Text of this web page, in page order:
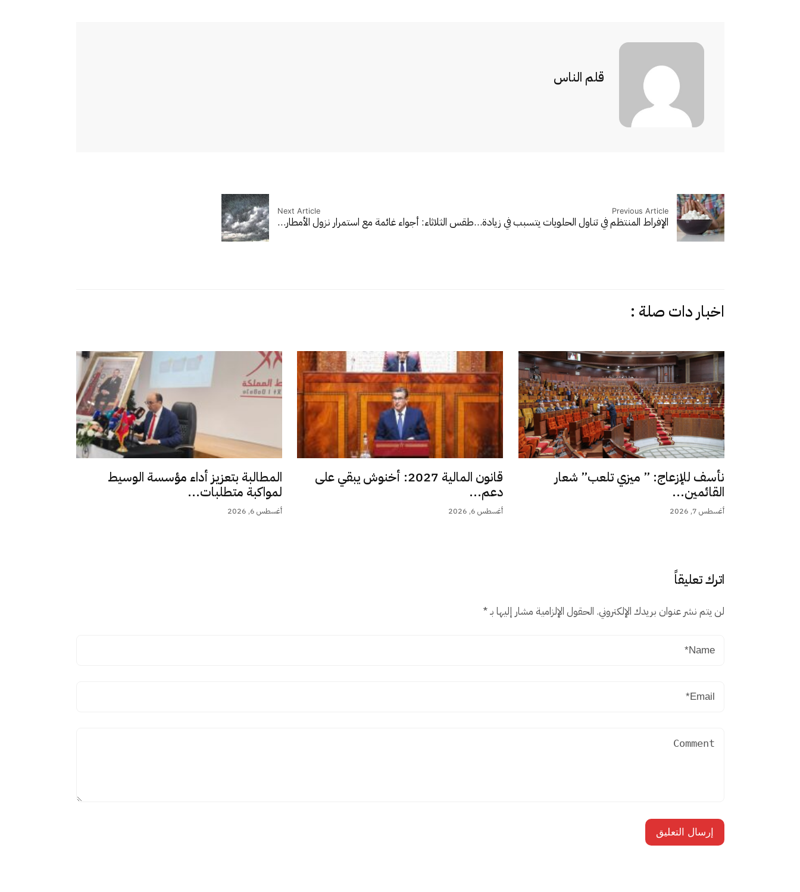
قلم الناس
Previous Article
الإفراط المنتظم في تناول الحلويات يتسبب في زيادة…
Next Article
طقس الثلاثاء: أجواء غائمة مع استمرار نزول الأمطار…
اخبار دات صلة :
نأسف للإزعاج: ” ميزي تلعب” شعار
القائمين...
أغسطس 7, 2026
قانون المالية 2027: أخنوش يبقي على
دعم...
أغسطس 6, 2026
المطالبة بتعزيز أداء مؤسسة الوسيط
لمواكبة متطلبات...
أغسطس 6, 2026
اترك تعليقاً
لن يتم نشر عنوان بريدك الإلكتروني. الحقول الإلزامية مشار إليها بـ*